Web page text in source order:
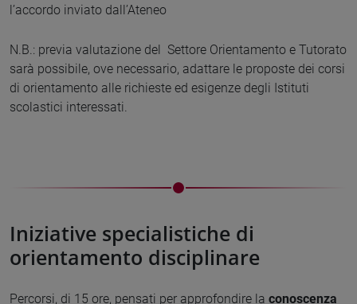
l’accordo inviato dall’Ateneo
N.B.: previa valutazione del Settore Orientamento e Tutorato
sarà possibile, ove necessario, adattare le proposte dei corsi
di orientamento alle richieste ed esigenze degli Istituti
scolastici interessati.
Iniziative specialistiche di
orientamento disciplinare
Percorsi, di 15 ore, pensati per approfondire la conoscenza